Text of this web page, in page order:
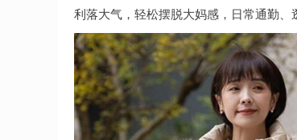
利落大气，轻松摆脱大妈感，日常通勤